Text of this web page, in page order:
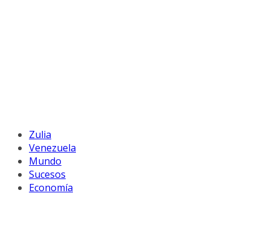
Zulia
Venezuela
Mundo
Sucesos
Economía